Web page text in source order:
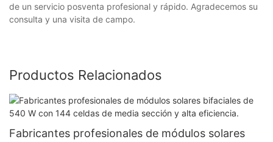
de un servicio posventa profesional y rápido. Agradecemos su
consulta y una visita de campo.
Productos Relacionados
Fabricantes profesionales de módulos solares